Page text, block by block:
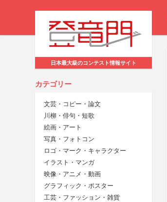
日本最大級のコンテスト情報サイト
カテゴリー
文芸・コピー・論文
川柳・俳句・短歌
絵画・アート
写真・フォトコン
ロゴ・マーク・キャラクター
イラスト・マンガ
映像・アニメ・動画
グラフィック・ポスター
工芸・ファッション・雑貨